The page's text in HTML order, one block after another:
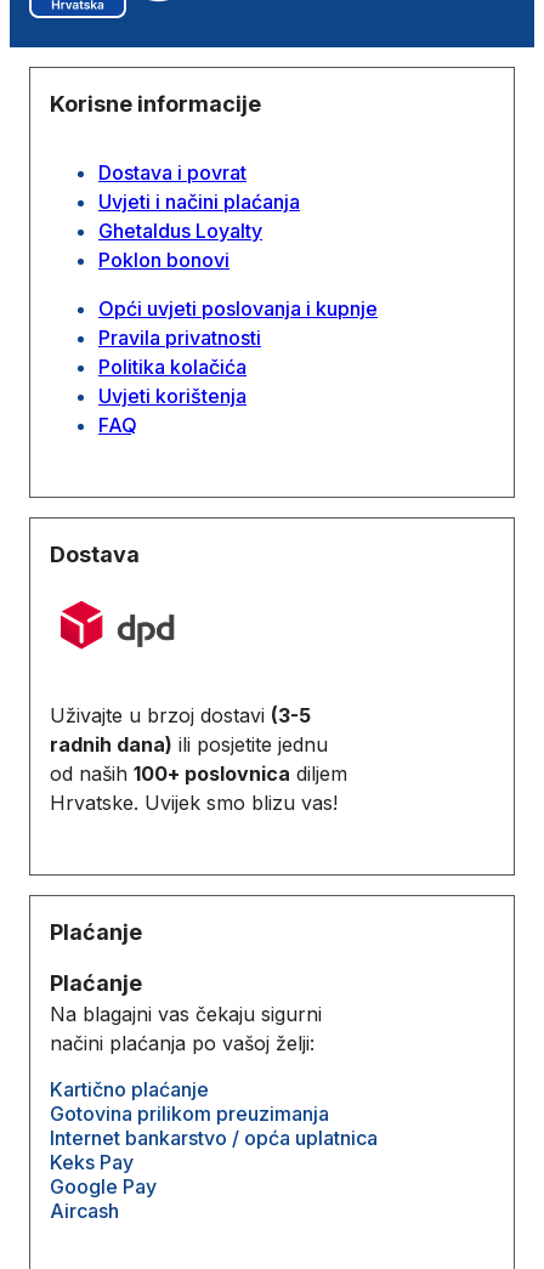
Korisne informacije
Dostava i povrat
Uvjeti i načini plaćanja
Ghetaldus Loyalty
Poklon bonovi
Opći uvjeti poslovanja i kupnje
Pravila privatnosti
Politika kolačića
Uvjeti korištenja
FAQ
Dostava
Uživajte u brzoj dostavi (3-5
radnih dana) ili posjetite jednu
od naših 100+ poslovnica diljem
Hrvatske. Uvijek smo blizu vas!
Plaćanje
Plaćanje
Na blagajni vas čekaju sigurni
načini plaćanja po vašoj želji:
Kartično plaćanje
Gotovina prilikom preuzimanja
Internet bankarstvo / opća uplatnica
Keks Pay
Google Pay
Aircash